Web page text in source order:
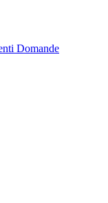
Domande